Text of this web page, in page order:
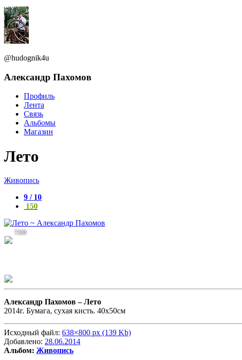
@hudognik4u
Александр Пахомов
Профиль
Лента
Связь
Альбомы
Магазин
Лето
Живопись
9 / 10
150
7380
Александр Пахомов –Лето
2014г. Бумага, сухая кисть. 40х50см
Исходный файл: 638×800 px (139 Kb)
Добавлено: 28.06.2014
Альбом: Живопись